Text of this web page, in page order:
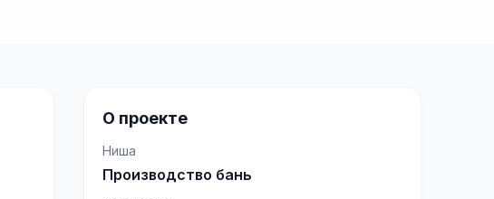
О проекте
Ниша
Производство бань